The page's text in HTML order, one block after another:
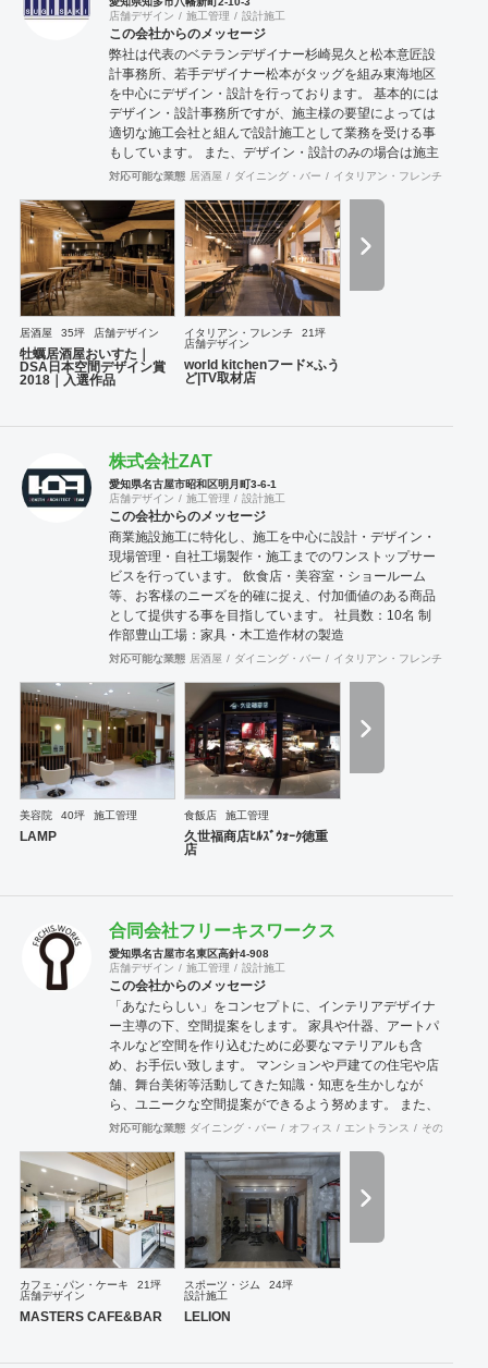
店舗デザイン
施工管理 設計施工
この会社からのメッセージ
弊社は代表のベテランデザイナー杉崎晃久と松本意匠設
計事務所、若手デザイナー松本がタッグを組み東海地区
を中心にデザイン・設計を行っております。 基本的には
デザイン・設計事務所ですが、施主様の要望によっては
適切な施工会社と組んで設計施工として業務を受ける事
もしています。 また、デザイン・設計のみの場合は施主
様に代わりデザイン事務所として現場監理をさせていた
にて入選【物件名：牡蠣居酒屋おいすた】
http://www.dsa.or.jp/award/award2018/p/?
status=selected&category=C 弊社にて店舗名から内外装
までトータルで手掛けた飲食店が朝の報道番組にてテレ
ビ取材を受ける【物件名：world kitchenフード×ふう
ど】 https://www.nagoyatv.com/dode/program-
corner/marche_fri/korekuru/entry-17646.html
対応可能な業態 居酒屋 ダイニング・バー イタリアン・フレンチ
居酒屋 35坪 店舗デザイン
牡蠣居酒屋おいすた｜
DSA日本空間デザイン賞
2018｜入選作品
イタリアン・フレンチ
21坪
店舗デザイン
world kitchenフード×ふう
ど|TV取材店
株式会社ZAT
愛知県名古屋市昭和区明月町3-6-1
店舗デザイン
施工管理 設計施工
この会社からのメッセージ
商業施設施工に特化し、施工を中心に設計・デザイン・
現場管理・自社工場製作・施工までのワンストップサー
ビスを行っています。 飲食店・美容室・ショールーム
等、お客様のニーズを的確に捉え、付加価値のある商品
として提供する事を目指しています。 社員数：10名 制
作部豊山工場：家具・木工造作材の製造
対応可能な業態 居酒屋 ダイニング・バー イタリアン・フレンチ
美容院 40坪 施工管理
LAMP
食飯店 施工管理
久世福商店ﾋﾙｽﾞｳｫｰｸ徳重
店
合同会社フリーキスワークス
愛知県名古屋市名東区高針4-908
店舗デザイン
施工管理 設計施工
この会社からのメッセージ
「あなたらしい」をコンセプトに、インテリアデザイナ
ー主導の下、空間提案をします。 家具や什器、アートパ
ネルなど空間を作り込むために必要なマテリアルも含
め、お手伝い致します。 マンションや戸建ての住宅や店
舗、舞台美術等活動してきた知識・知恵を生かしなが
ら、ユニークな空間提案ができるよう努めます。 また、
雑誌やラジオ番組などでのご紹介やプレスリリースも必
対応可能な業態 ダイニング・バー オフィス エントランス その他
カフェ・パン・ケーキ
21坪
店舗デザイン
MASTERS CAFE&BAR
スポーツ・ジム
24坪
設計施工
LELION